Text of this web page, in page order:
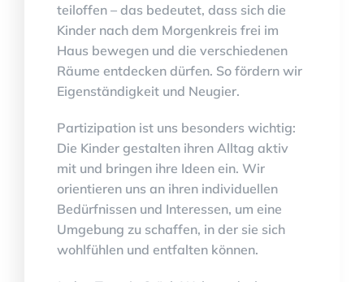
teiloffen – das bedeutet, dass sich die
Kinder nach dem Morgenkreis frei im
Haus bewegen und die verschiedenen
Räume entdecken dürfen. So fördern wir
Eigenständigkeit und Neugier.
Partizipation ist uns besonders wichtig:
Die Kinder gestalten ihren Alltag aktiv
mit und bringen ihre Ideen ein. Wir
orientieren uns an ihren individuellen
Bedürfnissen und Interessen, um eine
Umgebung zu schaffen, in der sie sich
wohlfühlen und entfalten können.